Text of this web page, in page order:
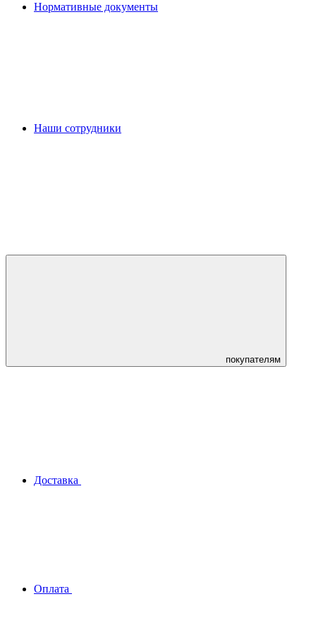
Нормативные документы
Наши сотрудники
покупателям
Доставка
Оплата